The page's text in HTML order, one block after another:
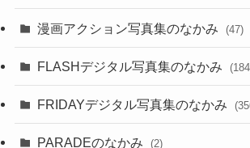
漫画アクション写真集のなかみ (47)
FLASHデジタル写真集のなかみ
FRIDAYデジタル写真集のなかみ
PARADEのなかみ (2)